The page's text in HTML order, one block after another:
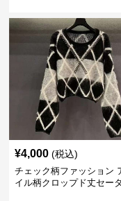
¥4,000 (税込)
チェック柄ファッション
イル柄クロップド丈セー